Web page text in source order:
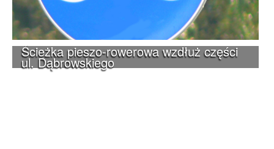
Ścieżka pieszo-rowerowa wzdłuż części
ul. Dąbrowskiego